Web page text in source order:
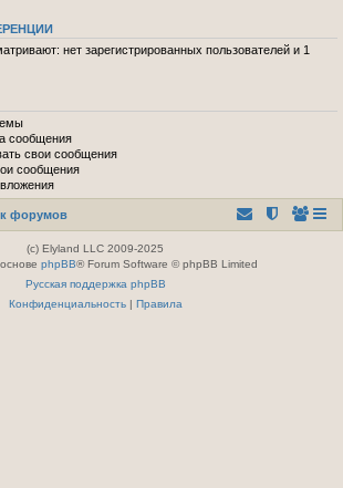
нет зарегистрированных пользователей и 1
сообщения
свои сообщения
сообщения
форумов
(c) Elyland LLC 2009-2025
phpBB® Forum Software © phpBB Limited
Русская поддержка phpBB
Конфиденциальность| Правила